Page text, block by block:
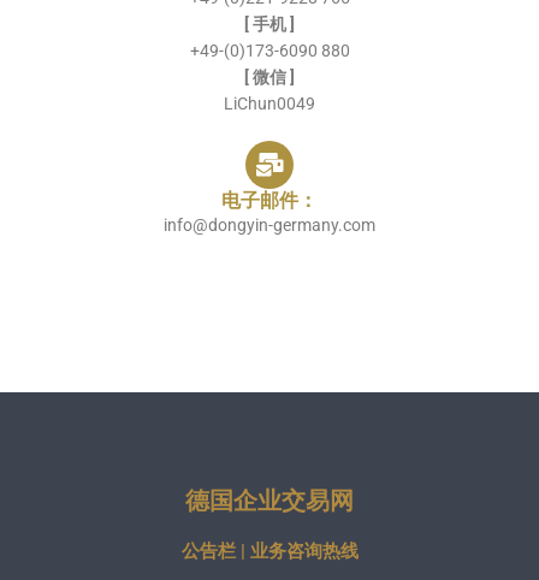
[ 手机 ]
+49-(0)173-6090 880
[ 微信 ]
LiChun0049
电子邮件：
info@dongyin-germany.com
德国企业交易网
公告栏 | 业务咨询热线